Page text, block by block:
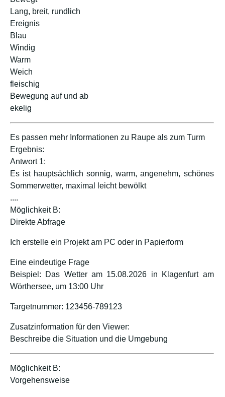
Lang, breit, rundlich
Ereignis
Blau
Windig
Warm
Weich
fleischig
Bewegung auf und ab
ekelig
Es passen mehr Informationen zu Raupe als zum Turm
Ergebnis:
Antwort 1:
Es ist hauptsächlich sonnig, warm, angenehm, schönes
Sommerwetter, maximal leicht bewölkt
....
Möglichkeit B:
Direkte Abfrage
Ich erstelle ein Projekt am PC oder in Papierform
Eine eindeutige Frage
Beispiel: Das Wetter am 15.08.2026 in Klagenfurt am
Wörthersee, um 13:00 Uhr
Targetnummer: 123456-789123
Zusatzinformation für den Viewer:
Beschreibe die Situation und die Umgebung
Möglichkeit B:
Vorgehensweise